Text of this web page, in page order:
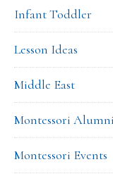
Infant Toddler
Lesson Ideas
Middle East
Montessori Alumni
Montessori Events